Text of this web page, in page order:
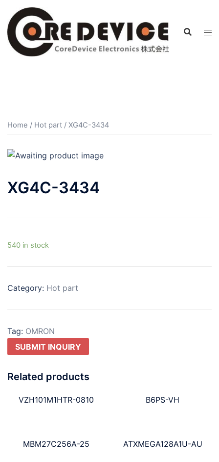
Home / Hot part / XG4C-3434
XG4C-3434
540 in stock
Category: Hot part
Tag: OMRON
SUBMIT INQUIRY
Related products
VZH101M1HTR-0810 B6PS-VH
MBM27C256A-25 ATXMEGA128A1U-AU